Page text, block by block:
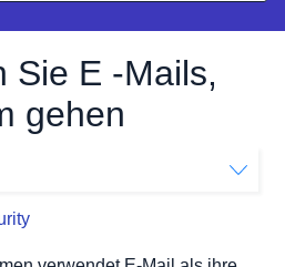
Sie E -Mails,
gehen